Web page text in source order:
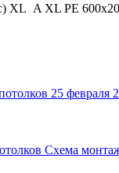
XL A XL PE
25 февраля
Схема